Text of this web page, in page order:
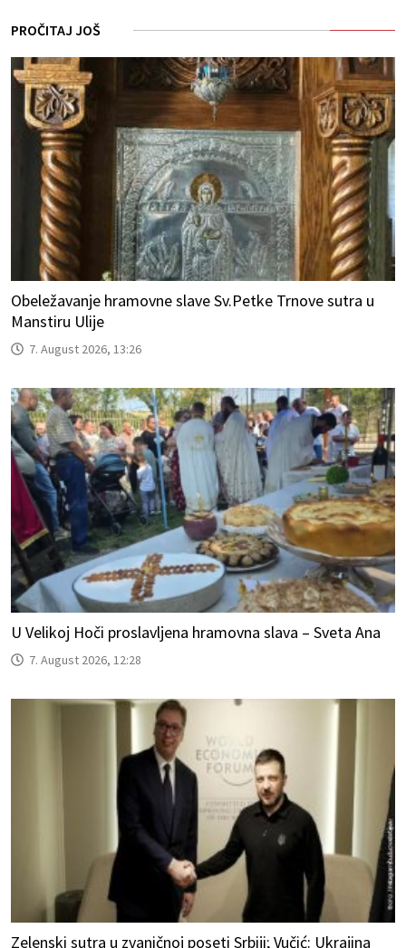
PROČITAJ JOŠ
Obeležavanje hramovne slave Sv.Petke Trnove sutra u
Manstiru Ulije
7. August 2026, 13:26
U Velikoj Hoči proslavljena hramovna slava – Sveta Ana
7. August 2026, 12:28
Zelenski sutra u zvaničnoj poseti Srbiji; Vučić: Ukrajina